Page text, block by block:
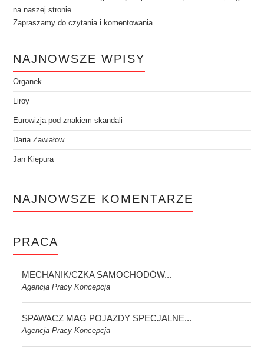
na naszej stronie.
Zapraszamy do czytania i komentowania.
NAJNOWSZE WPISY
Organek
Liroy
Eurowizja pod znakiem skandali
Daria Zawiałow
Jan Kiepura
NAJNOWSZE KOMENTARZE
PRACA
MECHANIK/CZKA SAMOCHODÓW...
Agencja Pracy Koncepcja
SPAWACZ MAG POJAZDY SPECJALNE...
Agencja Pracy Koncepcja